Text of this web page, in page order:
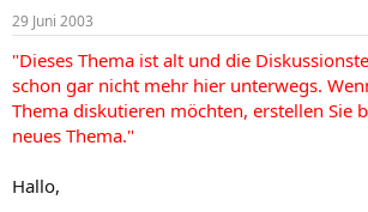
m
29 Juni 2003
"Dieses Thema ist alt und die
schon gar nicht mehr hier unterwegs.
Thema diskutieren möchten, erstellen Sie
neues Thema."
Hallo,